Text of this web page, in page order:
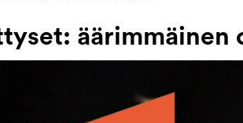
äärimmäinen